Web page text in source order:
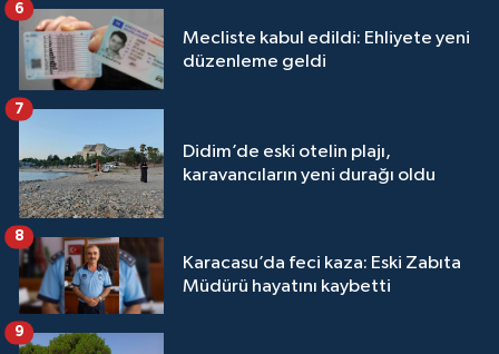
Mecliste kabul edildi: Ehliyete yeni
düzenleme geldi
6
Didim’de eski otelin plajı,
karavancıların yeni durağı oldu
7
Karacasu’da feci kaza: Eski Zabıta
Müdürü hayatını kaybetti
8
9